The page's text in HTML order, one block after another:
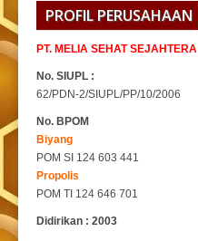
PROFIL PERUSAHAAN
PT. MELIA SEHAT SEJAHTERA
No. SIUPL :
62/PDN-2/SIUPL/PP/10/2006
No. BPOM
Biyang
POM SI 124 603 441
Propolis
POM TI 124 646 701
Didirikan : 2003